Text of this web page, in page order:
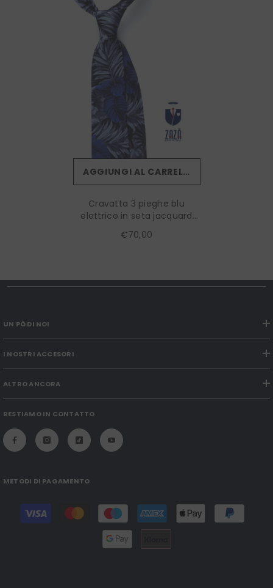
AGGIUNGI AL CARRELLO
Cravatta 3 pieghe blu
elettrico in seta jacquard
€70,00
UN PÒ DI NOI
I NOSTRI ACCESORI
ALTRO ANCORA
RESTIAMO IN CONTATTO
METODI DI PAGAMENTO
Modalità
pagamento